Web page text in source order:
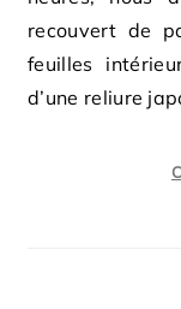
recouvert de
feuilles
d’une reliure